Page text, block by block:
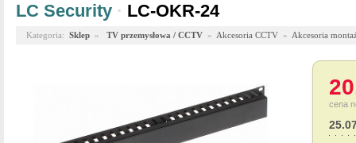
LC Security · LC-OKR-24
Kategoria: Sklep » TV przemysłowa / CCTV » Akcesoria CCTV » Akcesoria
cena